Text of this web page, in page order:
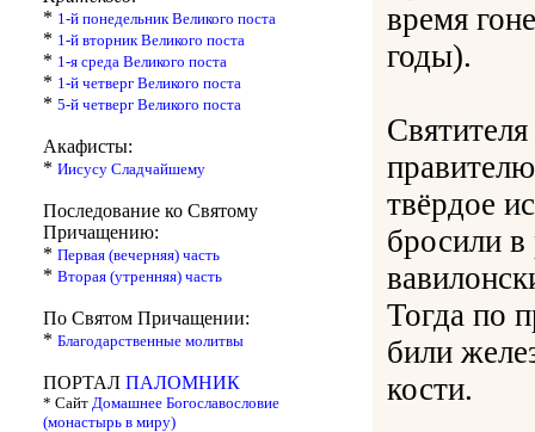
* 1-й понедельник Великого поста
* 1-й вторник Великого поста
* 1-я среда Великого поста
* 1-й четверг Великого поста
* 5-й четверг Великого поста
Акафисты:
* Иисусу Сладчайшему
Последование ко Святому
Причащению:
* Первая (вечерняя) часть
* Вторая (утренняя) часть
По Святом Причащении:
* Благодарственные молитвы
ПОРТАЛ ПАЛОМНИК
* Сайт Домашнее Богославословие
(монастырь в миру)
время
годы).
твёрдое
бросили
Тогда по
били
кости.